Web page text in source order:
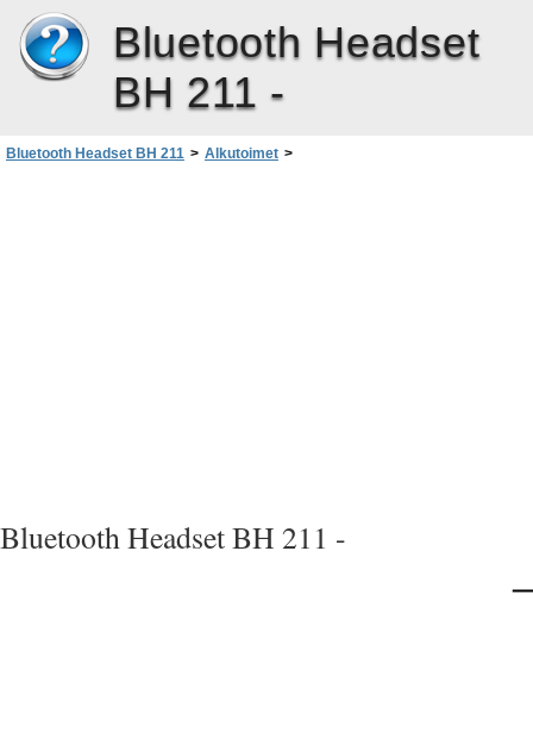
Bluetooth Headset
BH 211 -
Bluetooth Headset BH 211 > Alkutoimet >
Bluetooth Headset BH 211 -